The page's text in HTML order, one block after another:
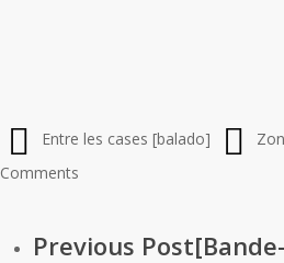
Entre les cases [balado]
Comments
Previous Post